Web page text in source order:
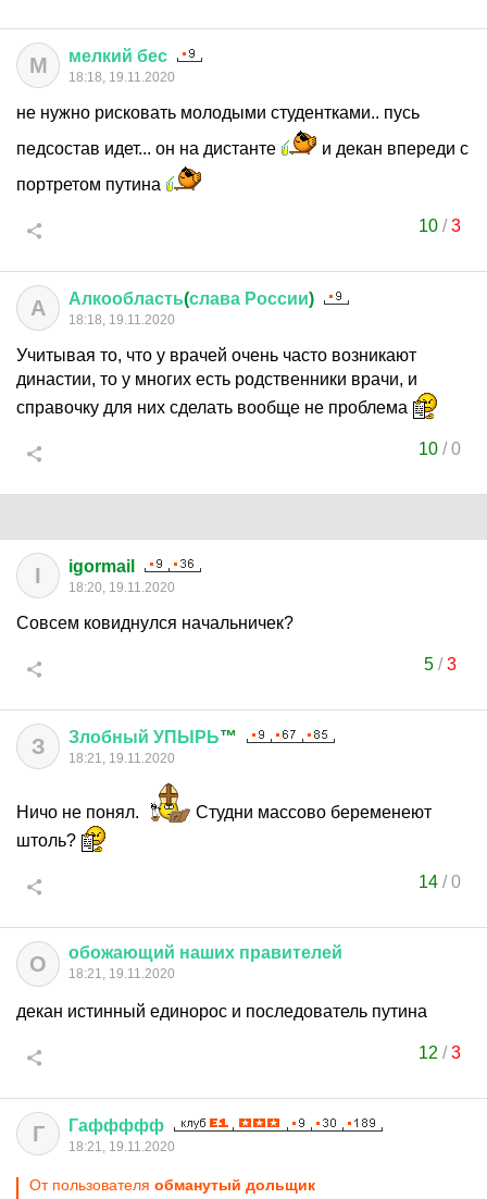
М мелкий бес
18:18, 19.11.2020
не нужно рисковать молодыми студентками.. пусь
педсостав идет... он на дистанте
и декан впереди с
портретом путина
10 /3
А Алкообласть(слава России)
18:18, 19.11.2020
Учитывая то, что у врачей очень часто возникают
династии, то у многих есть родственники врачи, и
справочку для них сделать вообще не проблема
10 /0
I igormail
18:20, 19.11.2020
Совсем ковиднулся начальничек?
5/3
З Злобный УПЫРЬ™
18:21, 19.11.2020
Ничо не понял.
Студни массово беременеют
штоль?
14 /0
О обожающий наших правителей
18:21, 19.11.2020
декан истинный единорос и последователь путина
12 /3
Г Гаффффф
18:21, 19.11.2020
От пользователя обманутый дольщик